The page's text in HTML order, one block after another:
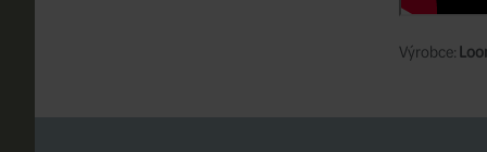
Výrobce: